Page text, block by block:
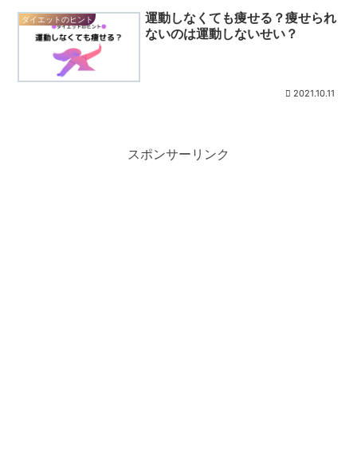
ダイエットのヒント
運動しなくても痩せる？痩せられ
ないのは運動しないせい？
2021.10.11
スポンサーリンク